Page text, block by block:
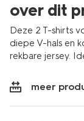
over dit
Deze 2 T-shirts
diepe V-hals en
rekbare jersey.
meer